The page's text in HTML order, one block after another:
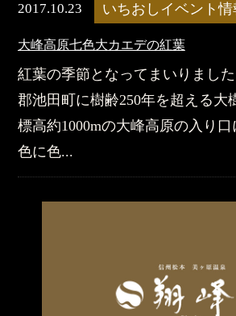
2017.10.23 いちおしイベント情
大峰高原七色大カエデの紅葉
紅葉の季節となってまいりまし
郡池田町に樹齢250年を超える大
標高約1000mの大峰高原の入り
色に色...